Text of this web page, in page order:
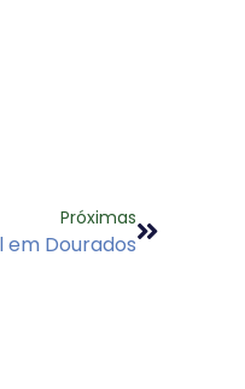
Próximas
em Dourados